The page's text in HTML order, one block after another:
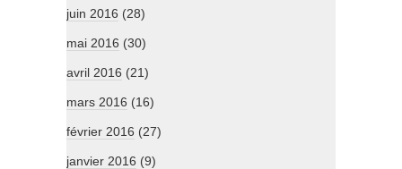
juin 2016 (28)
mai 2016 (30)
avril 2016 (21)
mars 2016 (16)
février 2016 (27)
janvier 2016 (9)